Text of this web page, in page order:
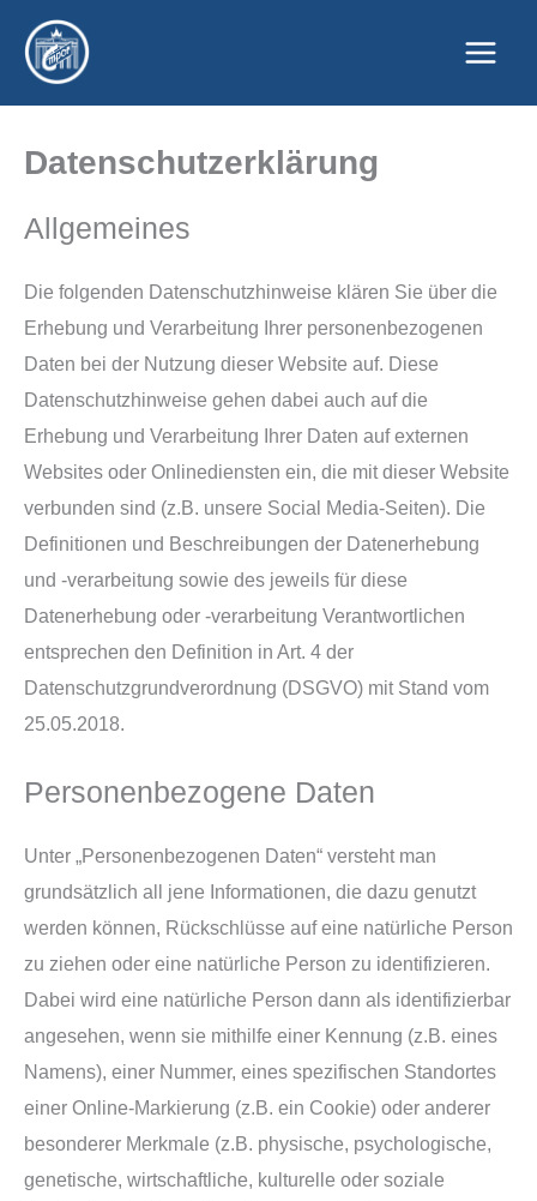
Inhalt
springen
Datenschutzerklärung
Allgemeines
Die folgenden Datenschutzhinweise klären Sie über die
Erhebung und Verarbeitung Ihrer personenbezogenen
Daten bei der Nutzung dieser Website auf. Diese
Datenschutzhinweise gehen dabei auch auf die
Erhebung und Verarbeitung Ihrer Daten auf externen
Websites oder Onlinediensten ein, die mit dieser Website
verbunden sind (z.B. unsere Social Media-Seiten). Die
Definitionen und Beschreibungen der Datenerhebung
und -verarbeitung sowie des jeweils für diese
Datenerhebung oder -verarbeitung Verantwortlichen
entsprechen den Definition in Art. 4 der
Datenschutzgrundverordnung (DSGVO) mit Stand vom
25.05.2018.
Personenbezogene Daten
Unter „Personenbezogenen Daten“ versteht man
grundsätzlich all jene Informationen, die dazu genutzt
werden können, Rückschlüsse auf eine natürliche Person
zu ziehen oder eine natürliche Person zu identifizieren.
Dabei wird eine natürliche Person dann als identifizierbar
angesehen, wenn sie mithilfe einer Kennung (z.B. eines
Namens), einer Nummer, eines spezifischen Standortes
einer Online-Markierung (z.B. ein Cookie) oder anderer
besonderer Merkmale (z.B. physische, psychologische,
genetische, wirtschaftliche, kulturelle oder soziale